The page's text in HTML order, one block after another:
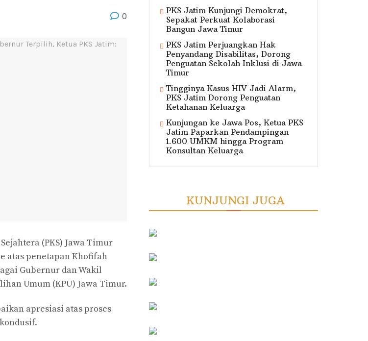
0
(PKS) Jawa Timur
atas penetapan Khofifah
Gubernur dan Wakil
Umum (KPU) Jawa Timur.
apresiasi atas proses
PKS Jatim Kunjungi Demokrat,
Sepakat Perkuat Kolaborasi
Bangun Jawa Timur
PKS Jatim Perjuangkan Hak
Penyandang Disabilitas, Dorong
Penguatan Sekolah Inklusi di Jawa
Timur
Tingginya Kasus HIV Jadi Alarm,
PKS Jatim Dorong Penguatan
Ketahanan Keluarga
Kunjungan ke Jawa Pos, Ketua PKS
Jatim Paparkan Pendampingan
1.600 UMKM hingga Program
Konsultan Keluarga
KUNJUNGI JUGA